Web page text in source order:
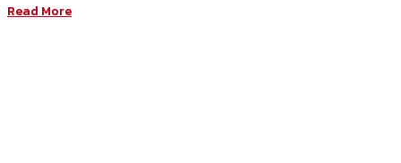
Read More